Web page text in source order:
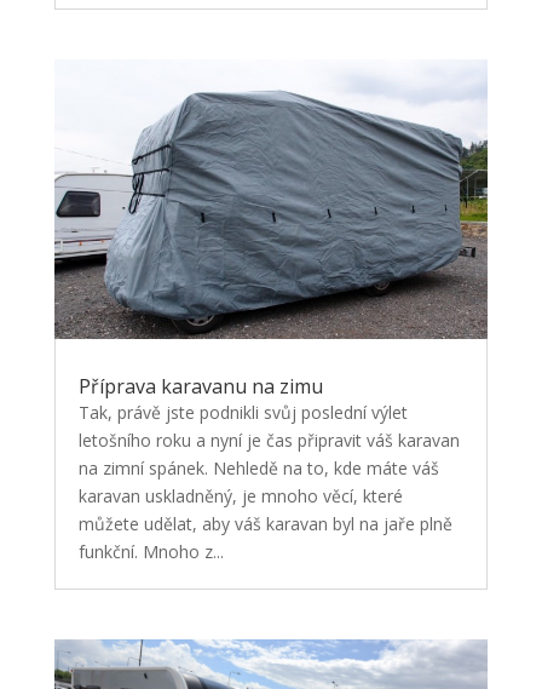
Příprava karavanu na zimu
Tak, právě jste podnikli svůj poslední výlet
letošního roku a nyní je čas připravit váš karavan
na zimní spánek. Nehledě na to, kde máte váš
karavan uskladněný, je mnoho věcí, které
můžete udělat, aby váš karavan byl na jaře plně
funkční. Mnoho z...